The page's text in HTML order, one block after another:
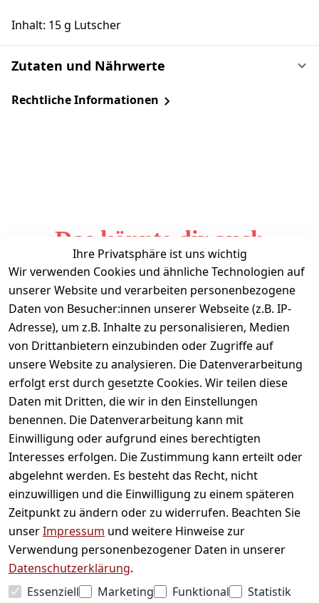
Inhalt: 15 g Lutscher
Zutaten und Nährwerte
Rechtliche Informationen
Das könnte dir auch
gefallen
Ihre Privatsphäre ist uns wichtig
Wir verwenden Cookies und ähnliche Technologien auf
unserer Website und verarbeiten personenbezogene
Daten von Besucher:innen unserer Webseite (z.B. IP-
Adresse), um z.B. Inhalte zu personalisieren, Medien
von Drittanbietern einzubinden oder Zugriffe auf
unsere Website zu analysieren. Die Datenverarbeitung
erfolgt erst durch gesetzte Cookies. Wir teilen diese
Daten mit Dritten, die wir in den Einstellungen
benennen. Die Datenverarbeitung kann mit
Einwilligung oder aufgrund eines berechtigten
Interesses erfolgen. Die Zustimmung kann erteilt oder
abgelehnt werden. Es besteht das Recht, nicht
einzuwilligen und die Einwilligung zu einem späteren
Zeitpunkt zu ändern oder zu widerrufen. Beachten Sie
unserImpressum und weitere Hinweise zur
Verwendung personenbezogener Daten in unserer
Datenschutzerklärung.
Essenziell
Marketing Funktional Statistik
Informationen
Mein Konto
Vertrag widerrufen
Unternehmen
Zahlarten